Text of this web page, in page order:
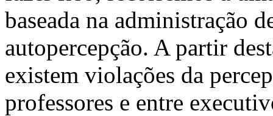
baseada na administração
autopercepção. A partir
existem violações da
professores e entre